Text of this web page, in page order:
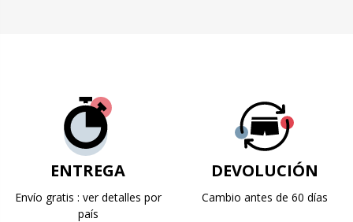
ENTREGA
Envío gratis : ver detalles por
país
DEVOLUCIÓN
Cambio antes de 60 días